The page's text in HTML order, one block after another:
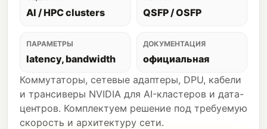
AI / HPC clusters QSFP / OSFP
ПАРАМЕТРЫ
latency, bandwidth
ДОКУМЕНТАЦИЯ
официальная
Коммутаторы, сетевые адаптеры, DPU, кабели
и трансиверы NVIDIA для AI-кластеров и дата-
центров. Комплектуем решение под требуемую
скорость и архитектуру сети.